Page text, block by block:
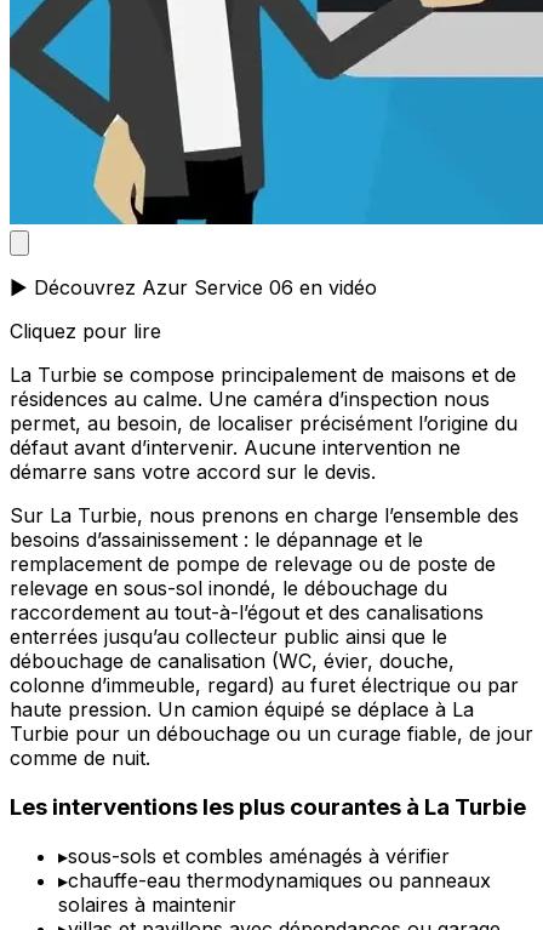
▶️ Découvrez Azur Service 06 en vidéo
Cliquez pour lire
La Turbie se compose principalement de maisons et de
résidences au calme. Une caméra d’inspection nous
permet, au besoin, de localiser précisément l’origine du
défaut avant d’intervenir. Aucune intervention ne
démarre sans votre accord sur le devis.
Sur La Turbie, nous prenons en charge l’ensemble des
besoins d’assainissement : le dépannage et le
remplacement de pompe de relevage ou de poste de
relevage en sous-sol inondé, le débouchage du
raccordement au tout-à-l’égout et des canalisations
enterrées jusqu’au collecteur public ainsi que le
débouchage de canalisation (WC, évier, douche,
colonne d’immeuble, regard) au furet électrique ou par
haute pression. Un camion équipé se déplace à La
Turbie pour un débouchage ou un curage fiable, de jour
comme de nuit.
Les interventions les plus courantes à La Turbie
▸sous-sols et combles aménagés à vérifier
▸chauffe-eau thermodynamiques ou panneaux
solaires à maintenir